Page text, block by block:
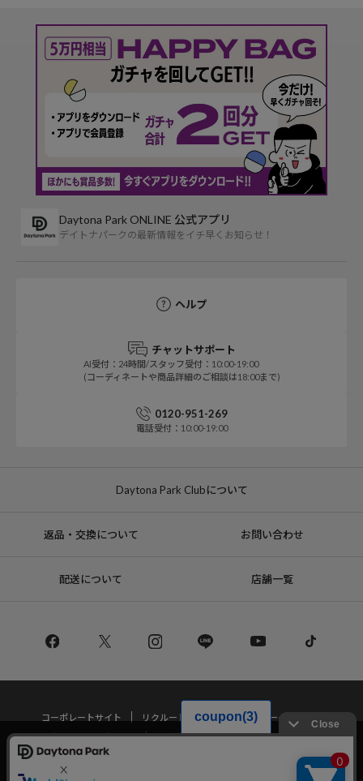
Daytona Park ONLINE 公式アプリ
デイトナパークの最新情報をイチ早くお知らせ！
ヘルプ
チャットサポート
AI受付：24時間/スタッフ受付：10:00-19:00
(コーディネートや商品詳細のご相談は18:00まで)
0120-951-269
電話受付：10:00-19:00
Daytona Park Clubについて
返品・交換について お問い合わせ
配送について 店舗一覧
コーポレートサイト リクルート
サステナブルマークについて
プライバシーポリシー
特定商取引法・古物営業法に基づく表記
当サイトでは利用体験の向上およびコンテンツの最適な提供、トラフィック
の分析を目的としてCookieを使用しています。